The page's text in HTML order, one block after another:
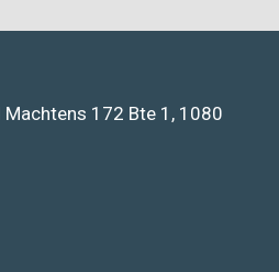
Machtens 172 Bte 1, 1080